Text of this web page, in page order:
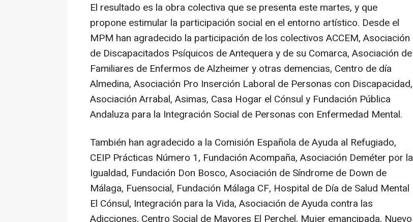
El resultado es la obra colectiva que se presenta este martes, y que
propone estimular la participación social en el entorno artístico. Desde el
MPM han agradecido la participación de los colectivos ACCEM, Asociación
de Discapacitados Psíquicos de Antequera y de su Comarca, Asociación de
Familiares de Enfermos de Alzheimer y otras demencias, Centro de día
Almedina, Asociación Pro Inserción Laboral de Personas con Discapacidad,
Asociación Arrabal, Asimas, Casa Hogar el Cónsul y Fundación Pública
Andaluza para la Integración Social de Personas con Enfermedad Mental.
También han agradecido a la Comisión Española de Ayuda al Refugiado,
CEIP Prácticas Número 1, Fundación Acompaña, Asociación Deméter por la
Igualdad, Fundación Don Bosco, Asociación de Síndrome de Down de
Málaga, Fuensocial, Fundación Málaga CF, Hospital de Día de Salud Mental
El Cónsul, Integración para la Vida, Asociación de Ayuda contra las
Adicciones, Centro Social de Mayores El Perchel, Mujer emancipada, Nuevo